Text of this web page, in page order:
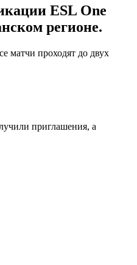
ESL One
регионе.
матчи проходят до двух
приглашения, а